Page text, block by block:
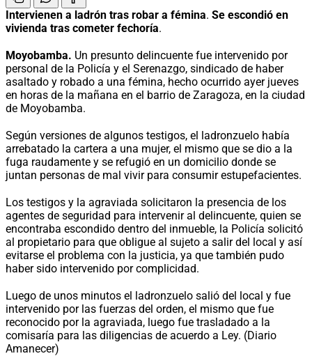
Intervienen a ladrón tras robar a fémina. Se escondió en
vivienda tras cometer fechoría.
Moyobamba. Un presunto delincuente fue intervenido por
personal de la Policía y el Serenazgo, sindicado de haber
asaltado y robado a una fémina, hecho ocurrido ayer jueves
en horas de la mañana en el barrio de Zaragoza, en la ciudad
de Moyobamba.
Según versiones de algunos testigos, el ladronzuelo había
arrebatado la cartera a una mujer, el mismo que se dio a la
fuga raudamente y se refugió en un domicilio donde se
juntan personas de mal vivir para consumir estupefacientes.
Los testigos y la agraviada solicitaron la presencia de los
agentes de seguridad para intervenir al delincuente, quien se
encontraba escondido dentro del inmueble, la Policía solicitó
al propietario para que obligue al sujeto a salir del local y así
evitarse el problema con la justicia, ya que también pudo
haber sido intervenido por complicidad.
Luego de unos minutos el ladronzuelo salió del local y fue
intervenido por las fuerzas del orden, el mismo que fue
reconocido por la agraviada, luego fue trasladado a la
comisaría para las diligencias de acuerdo a Ley. (Diario
Amanecer)